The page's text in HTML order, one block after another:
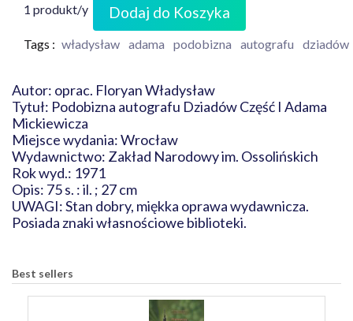
1 produkt/y Dodaj do Koszyka
Tags : władysław adama podobizna autografu dziadów
Autor: oprac. Floryan Władysław
Tytuł: Podobizna autografu Dziadów Część I Adama
Mickiewicza
Miejsce wydania: Wrocław
Wydawnictwo: Zakład Narodowy im. Ossolińskich
Rok wyd.: 1971
Opis: 75 s. : il. ; 27 cm
UWAGI: Stan dobry, miękka oprawa wydawnicza.
Posiada znaki własnościowe biblioteki.
Best sellers